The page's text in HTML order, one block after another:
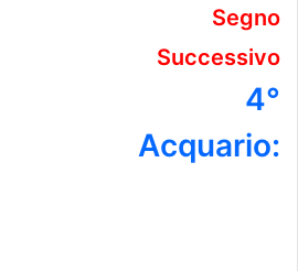
Segno
Successivo
4°
Acquario: